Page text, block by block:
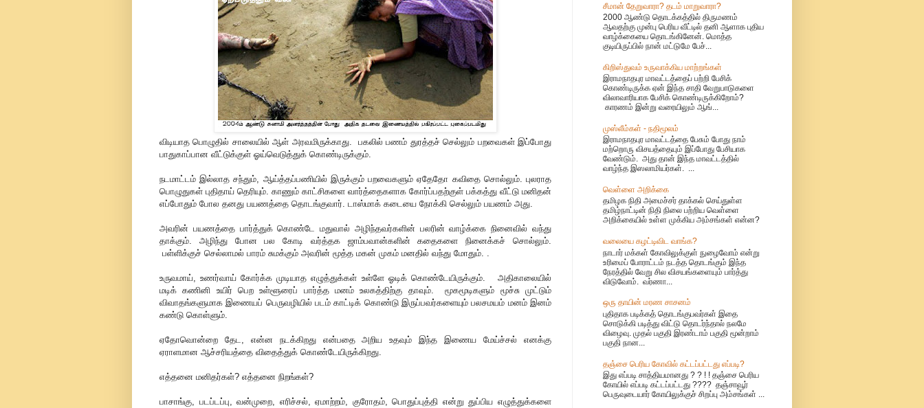
விடியாத பொழுதில் சாலையில் ஆள் அரவமிருக்காது. பகலில் பணம் துரத்தச் செல்லும் பறவைகள் இப்போது
பாதுகாப்பான வீட்டுக்குள் ஓய்வெடுத்துக் கொண்டிருக்கும்.
நடமாட்டம் இல்லாத சந்தும், ஆய்த்தப்பணியில் இருக்கும் பறவைகளும் ஏதேதோ கவிதை சொல்லும். புலராத
பொழுதுகள் புதிதாய் தெரியும். காணும் காட்சிகளை வார்த்தைகளாக கோர்ப்பதற்குள் பக்கத்து வீட்டு மனிதன்
எப்போதும் போல தனது பயணத்தை தொடங்குவார். டாஸ்மாக் கடையை நோக்கி செல்லும் பயணம் அது.
அவரின் பயணத்தை பார்த்துக் கொண்டே மதுவால் அழிந்தவர்களின் பலரின் வாழ்க்கை நினைவில் வந்து
தாக்கும். அழிந்து போன பல கோடி வர்த்தக ஜாம்பவான்களின் கதைகளை நினைக்கச் சொல்லும்.
பள்ளிக்குச் செல்லாமல் பாரம் சுமக்கும் அவரின் மூத்த மகன் முகம் மனதில் வந்து மோதும். .
உருவமாய், உணர்வாய் கோர்க்க முடியாத எழுத்துக்கள் உள்ளே ஓடிக் கொண்டேயிருக்கும். அதிகாலையில்
மடிக் கணினி உயிர் பெற உள்ளூரைப் பார்த்த மனம் உலகத்திற்கு தாவும். மூகமூடிகளும் மூச்சு முட்டும்
விவாதங்களுமாக இணையப் பெருவழியில் படம் காட்டிக் கொண்டு இருப்பவர்களையும் பலசமயம் மனம் இனம்
கண்டு கொள்ளும்.
ஏதோவொன்றை தேட, என்ன நடக்கிறது என்பதை அறிய உதவும் இந்த இணைய மேய்ச்சல் எனக்கு
ஏராளமான ஆச்சரியத்தை விதைத்துக் கொண்டேயிருக்கிறது.
எத்தனை மனிதர்கள்? எத்தனை நிறங்கள்?
பாசாங்கு, படப்டப்பு, வன்முறை, எரிச்சல், ஏமாற்றம், குரோதம், பொதுப்புத்தி என்று துப்பிய எழுத்துக்களை
சீமான் தேறுவாரா? தடம் மாறுவாரா?
2000 ஆண்டு தொடக்கத்தில் திருமணம்
ஆவதற்கு முன்பு பெரிய வீட்டில் தனி ஆளாக புதிய
வாழ்க்கையை தொடங்கினேன். மொத்த
குடியிருப்பில் நான் மட்டுமே பேச்...
கிறிஸ்துவம் உருவாக்கிய மாற்றங்கள்
இராமநாதபுர மாவட்டத்தைப் பற்றி பேசிக்
கொண்டிருக்க ஏன் இந்த சாதி வேறுபாடுகளை
விலாவாரியாக பேசிக் கொண்டிருக்கிறோம்?
காரணம் இன்று வரையிலும் ஆங்...
முஸ்லீம்கள் - நதிமூலம்
இராமநாதபுர மாவட்டத்தை பேசும் போது நாம்
மற்றொரு விசயத்தையும் இப்போது பேசியாக
வேண்டும். அது தான் இந்த மாவட்டத்தில்
வாழ்ந்த இஸலாமியர்கள். ...
வெள்ளை அறிக்கை
தமிழக நிதி அமைச்சர் தாக்கல் செய்துள்ள
தமிழ்நாட்டின் நிதி நிலை பற்றிய வெள்ளை
அறிக்கையில் உள்ள முக்கிய அம்சங்கள் என்ன?
வலையை கழட்டிவிட வாங்க?
நாடார் மக்கள் கோவிலுக்குள் நுழைவோம் என்று
உரிமைப் போராட்டம் நடத்த தொடங்கும் இந்த
நேரத்தில் வேறு சில விசயங்களையும் பார்த்து
விடுவோம். வர்ணா...
ஒரு தாயின் மரண சாசனம்
புதிதாக படிக்கத் தொடங்குபவர்கள் இதை
சொடுக்கி படித்து விட்டு தொடர்ந்தால் நலமே
விழைவு. முதல் பகுதி இரண்டாம் பகுதி மூன்றாம்
பகுதி நான...
தஞ்சை பெரிய கோவில் கட்டப்பட்டது எப்படி?
இது எப்படி சாத்தியமானது ? ? ! ! தஞ்சை பெரிய
கோயில் எப்படி கட்டப்பட்டது ???? தஞ்சாவூர்
பெருவுடையார் கோயிலுக்குச் சிறப்பு அம்சங்கள் ...